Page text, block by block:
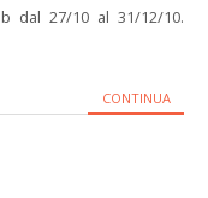
dal 27/10 al 31/12/10.
CONTINUA